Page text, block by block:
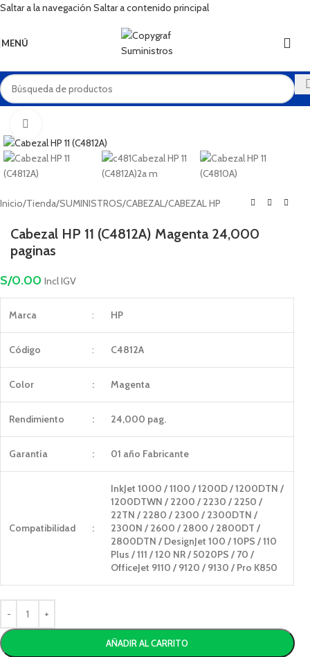
Saltar a la navegación Saltar a contenido principal
Envío a Lima y provincia | 20% de descuento en toner HP y
XEROX
MENÚ
Inicio/Tienda/SUMINISTROS/CABEZAL/CABEZAL HP
Cabezal HP 11 (C4812A) Magenta 24,000
paginas
S/0.00 Incl IGV
Marca : HP
Código : C4812A
Color : Magenta
Rendimiento : 24,000 pag.
Garantía : 01 año Fabricante
Compatibilidad :
InkJet 1000 / 1100 / 1200D / 1200DTN /
1200DTWN / 2200 / 2230 / 2250 /
22TN / 2280 / 2300 / 2300DTN /
2300N / 2600 / 2800 / 2800DT /
2800DTN / DesignJet 100 / 10PS / 110
Plus / 111 / 120 NR / 5020PS / 70 /
OfficeJet 9110 / 9120 / 9130 / Pro K850
AÑADIR AL CARRITO